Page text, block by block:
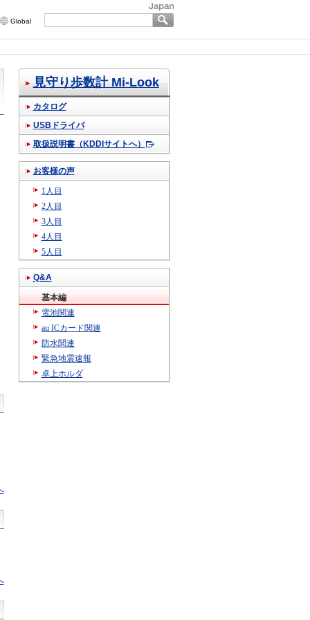
Global
見守り歩数計 Mi-Look
カタログ
USBドライバ
取扱説明書（KDDIサイトへ）
お客様の声
1人目
2人目
3人目
4人目
5人目
Q&A
基本編
電池関連
au ICカード関連
防水関連
緊急地震速報
卓上ホルダ